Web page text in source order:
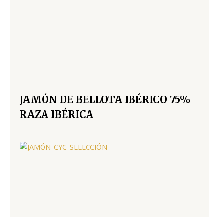
JAMÓN DE BELLOTA IBÉRICO 75%
RAZA IBÉRICA